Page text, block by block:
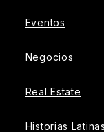
Eventos
Negocios
Real Estate
Historias Latinas